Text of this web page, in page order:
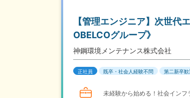
【管理エンジニア】次世
OBELCOグループ》
神鋼環境メンテナンス株式会社
正社員 既卒・社会人経験不問 第二新卒歓
未経験から始める！社会インフ